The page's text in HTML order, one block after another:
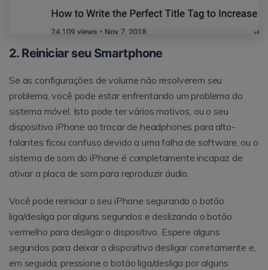
2. Reiniciar seu Smartphone
Se as configurações de volume não resolverem seu
problema, você pode estar enfrentando um problema do
sistema móvel. Isto pode ter vários motivos, ou o seu
dispositivo iPhone ao trocar de headphones para alto-
falantes ficou confuso devido a uma falha de software, ou o
sistema de som do iPhone é completamente incapaz de
ativar a placa de som para reproduzir áudio.
Você pode reiniciar o seu iPhone segurando o botão
liga/desliga por alguns segundos e deslizando o botão
vermelho para desligar o dispositivo. Espere alguns
segundos para deixar o dispositivo desligar corretamente e,
em seguida, pressione o botão liga/desliga por alguns